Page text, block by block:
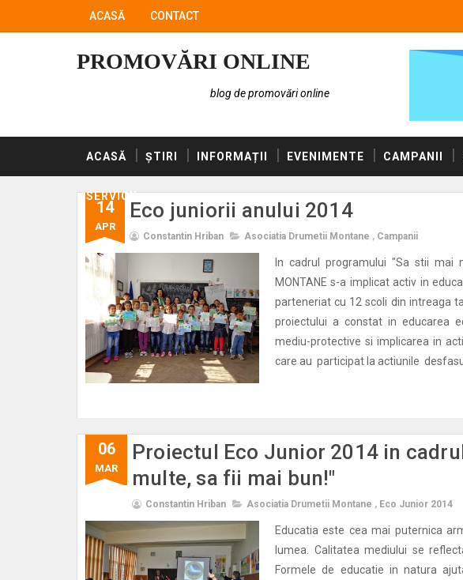
ACASĂ CONTACT
PROMOVĂRI ONLINE
blog de promovări online
ACASĂ ȘTIRI INFORMAȚII EVENIMENTE CAMPANII
SERVICII
14
APR
Eco juniorii anului 2014
Constantin Hriban Asociatia Drumetii Montane , Campanii
In cadrul programului "Sa stii mai
MONTANE s-a implicat activ in
parteneriat cu 12 scoli din intreaga
proiectului a constat in educarea
mediu-protective si implicarea in
care au participat la actiunile
06
MAR
Proiectul Eco Junior 2014 in
multe, sa fii mai bun!"
Constantin Hriban Asociatia Drumetii Montane , Eco Junior 2014
Educatia este cea mai puternica
lumea. Calitatea mediului se
Formele de educatie in natura